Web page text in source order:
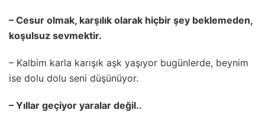
– Cesur olmak, karşılık olarak hiçbir şey beklemeden,
koşulsuz sevmektir.
– Kalbim karla karışık aşk yaşıyor bugünlerde, beynim
ise dolu dolu seni düşünüyor.
– Yıllar geçiyor yaralar değil..